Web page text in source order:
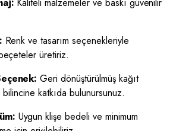
Renk ve tasarım seçenekleriyle
üretiriz.
Geri dönüştürülmüş kağıt
katkıda bulunursunuz.
Uygun klişe bedeli ve minimum